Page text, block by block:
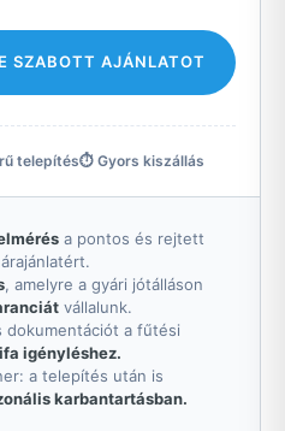
SZABOTT AJÁNLATOT
telepítés⏱️ Gyors kiszállás
a pontos és rejtett
, amelyre a gyári jótálláson
vállalunk.
dokumentációt a fűtési
igényléshez.
a telepítés után is
karbantartásban.